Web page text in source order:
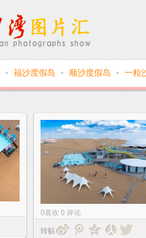
● 福沙度假岛 ● 顺沙度假岛 ● 一粒
0喜欢 0 评论
转贴